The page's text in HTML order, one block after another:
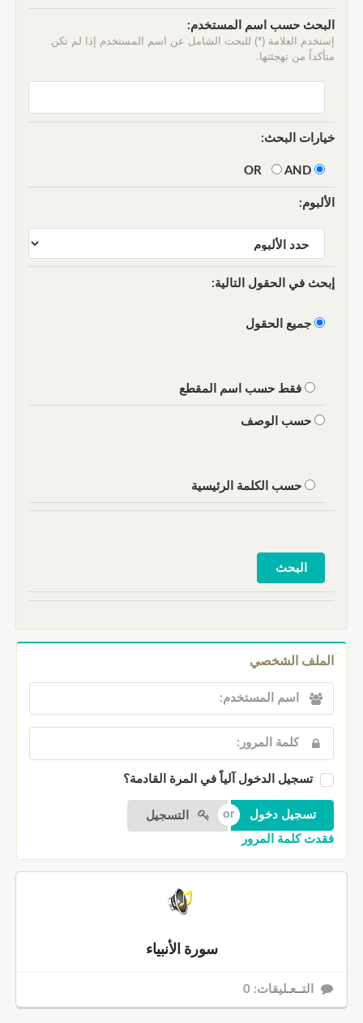
البحث حسب اسم المستخدم:
إستخدم العلامة (*) للبحث الشامل عن اسم المستخدم إذا لم تكن
متأكداً من تهجئتها.
خيارات البحث:
AND
الألبوم:
إبحث في الحقول التالية:
جميع الحقول
فقط حسب اسم المقطع
حسب الوصف
حسب الكلمة الرئيسية
الملف الشخصي
تسجيل الدخول آلياً في المرة القادمة؟
التسجيل
فقدت كلمة المرور
سورة الأنبياء
التــعـليقات: 0